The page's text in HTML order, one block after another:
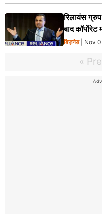
रिलायंस
बाद
बिज़नेस| Nov
«